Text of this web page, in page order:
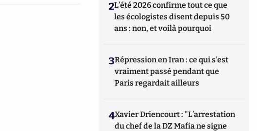
2L’été 2026 confirme tout ce que
les écologistes disent depuis 50
ans : non, et voilà pourquoi
3Répression en Iran : ce qui s'est
vraiment passé pendant que
Paris regardait ailleurs
4Xavier Driencourt : "L’arrestation
du chef de la DZ Mafia ne signe